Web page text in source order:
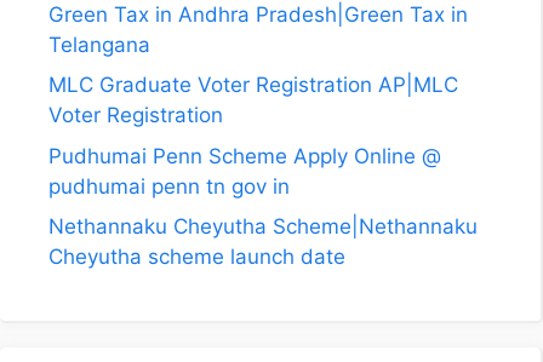
Green Tax in Andhra Pradesh|Green Tax in
Telangana
MLC Graduate Voter Registration AP|MLC
Voter Registration
Pudhumai Penn Scheme Apply Online @
pudhumai penn tn gov in
Nethannaku Cheyutha Scheme|Nethannaku
Cheyutha scheme launch date